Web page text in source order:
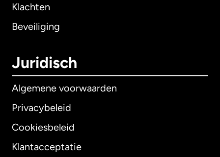
Klachten
Beveiliging
Juridisch
Algemene voorwaarden
Privacybeleid
Cookiesbeleid
Klantacceptatie